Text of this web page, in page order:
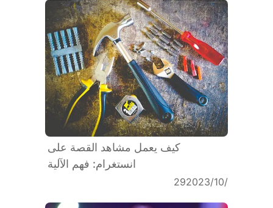
كيف يعمل مشاهد القصة على
انستغرام: فهم الآلية
29‏/10‏/2023